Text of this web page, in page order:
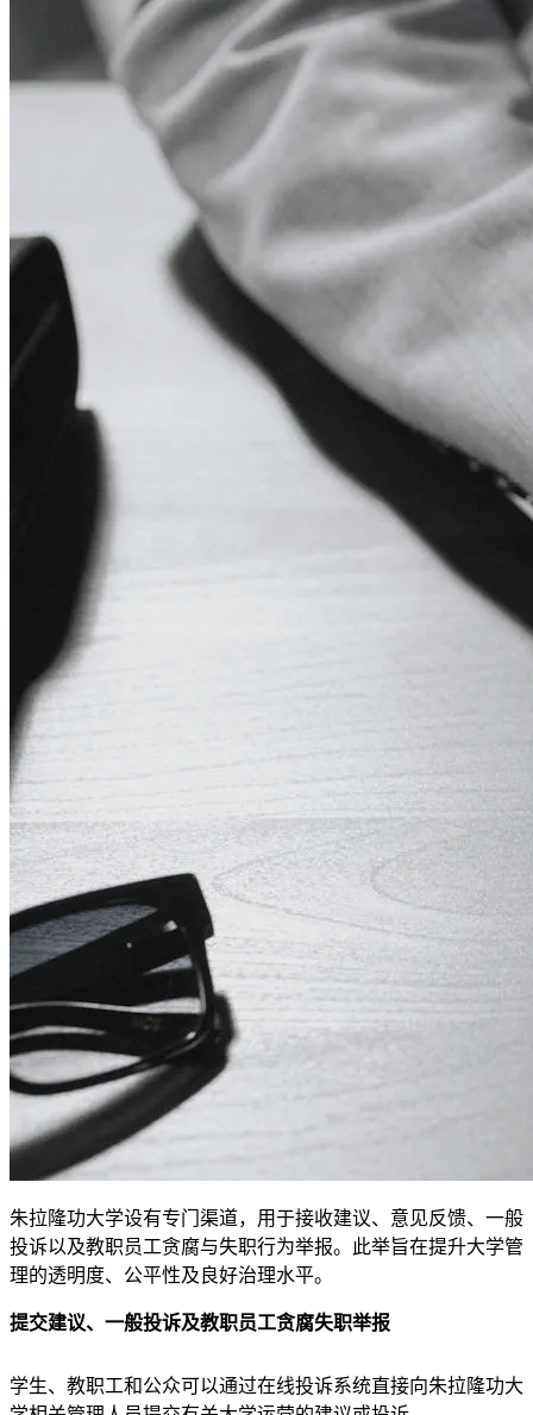
朱拉隆功大学设有专门渠道，用于接收建议、意见反馈、一般
投诉以及教职员工贪腐与失职行为举报。此举旨在提升大学管
理的透明度、公平性及良好治理水平。
提交建议、一般投诉及教职员工贪腐失职举报
学生、教职工和公众可以通过在线投诉系统直接向朱拉隆功大